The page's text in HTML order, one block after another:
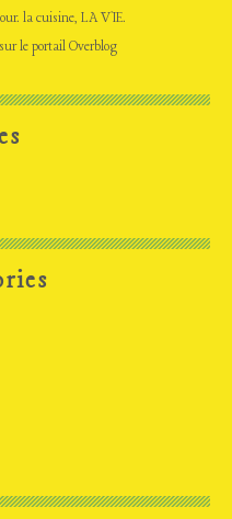
la cuisine, LA VIE.
sur le portail Overblog